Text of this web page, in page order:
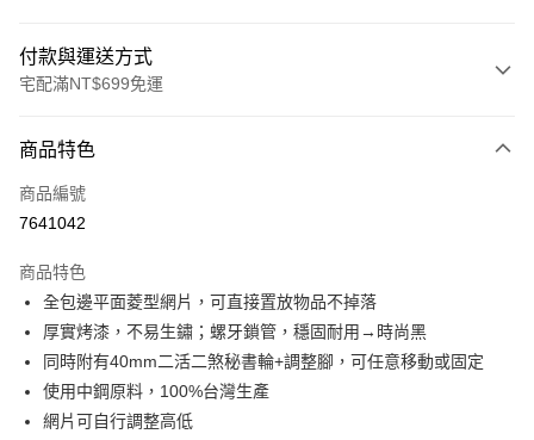
付款與運送方式
宅配滿NT$699免運
信用卡一次付款
信用卡分期付款
合作金庫商業銀行
華南商業銀行
彰化商業銀行
上海商業儲蓄銀行
台北富邦商業銀行
國泰世華商業銀行
兆豐國際商業銀行
臺灣中小企業銀行
匯豐（台灣）商業銀行
聯邦商業銀行
6 期 0 利率 每期
華南商業銀行
彰化商業銀行
上海商業儲蓄銀行
台北富邦商業銀行
國泰世華商業銀行
臺灣中小企業銀行
LINE Pay
Apple Pay
悠遊付
商品特色
商品編號
7641042
商品特色
全包邊平面菱型網片，可直接置放物品不掉落
厚實烤漆，不易生鏽；螺牙鎖管，穩固耐用→時尚黑
同時附有40mm二活二煞秘書輪+調整腳，可任意移動或固定
使用中鋼原料，100%台灣生產
網片可自行調整高低